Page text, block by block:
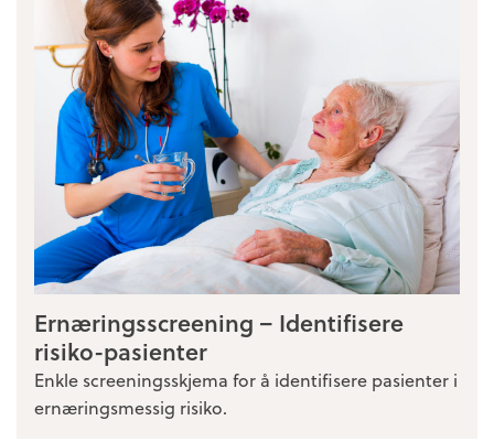
Ernæringsscreening – Identifisere
risiko-pasienter
Enkle screeningsskjema for å identifisere pasienter i
ernæringsmessig risiko.